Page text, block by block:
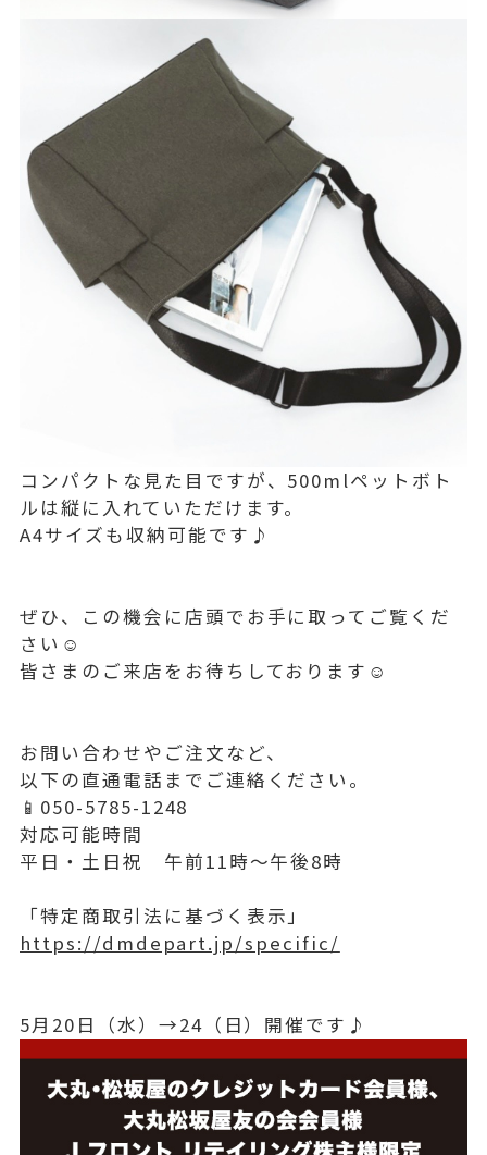
コンパクトな見た目ですが、500mlペットボト
ルは縦に入れていただけます。
A4サイズも収納可能です♪
ぜひ、この機会に店頭でお手に取ってご覧くだ
さい☺️
皆さまのご来店をお待ちしております☺️
お問い合わせやご注文など、
以下の直通電話までご連絡ください。
📱050-5785-1248
対応可能時間
平日・土日祝 午前11時〜午後8時
「特定商取引法に基づく表示」
https://dmdepart.jp/specific/
5月20日（水）→24（日）開催です♪